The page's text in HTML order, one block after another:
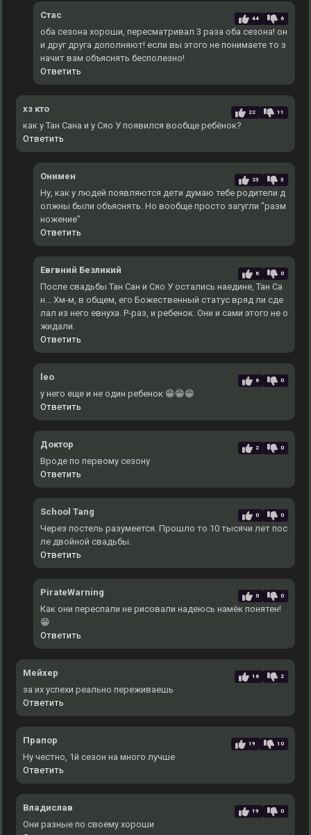
Стас 44 6
оба сезона хороши, пересматривал 3 раза оба сезона! он
и друг друга дополняют! если вы этого не понимаете то з
начит вам объяснять бесполезно!
Ответить
хз кто 22 11
как у Тан Сана и у Сяо У появился вообще ребёнок?
Ответить
Онимен 23 3
Ну, как у людей появляются дети думаю тебе родители д
олжны были объяснять. Но вообще просто загугли "разм
ножение"
Ответить
Евгвний Безликий 6 0
После свадьбы Тан Сан и Сяо У остались наедине, Тан Са
н... Хм-м, в общем, его Божественный статус вряд ли сде
лал из него евнуха. Р-раз, и ребенок. Они и сами этого не о
жидали.
Ответить
leo 6 0
у него еще и не один ребенок 😁😁😁
Ответить
Доктор 2 0
Вроде по первому сезону
Ответить
School Tang 0 0
Через постель разумеется. Прошло то 10 тысячи лет пос
ле двойной свадьбы.
Ответить
PirateWarning 0 0
Как они переспали не рисовали надеюсь намёк понятен!
😁
Ответить
Мейхер 16 2
за их успехи реально переживаешь
Ответить
Прапор 19 10
Ну честно, 1й сезон на много лучше
Ответить
Владислав 19 0
Они разные по своему хороши